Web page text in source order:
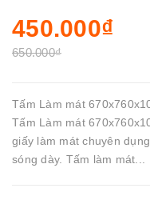
450.000₫
650.000₫
Tấm Làm mát
Tấm Làm mát
giấy làm mát chuyên
sóng dày. Tấm làm mát...